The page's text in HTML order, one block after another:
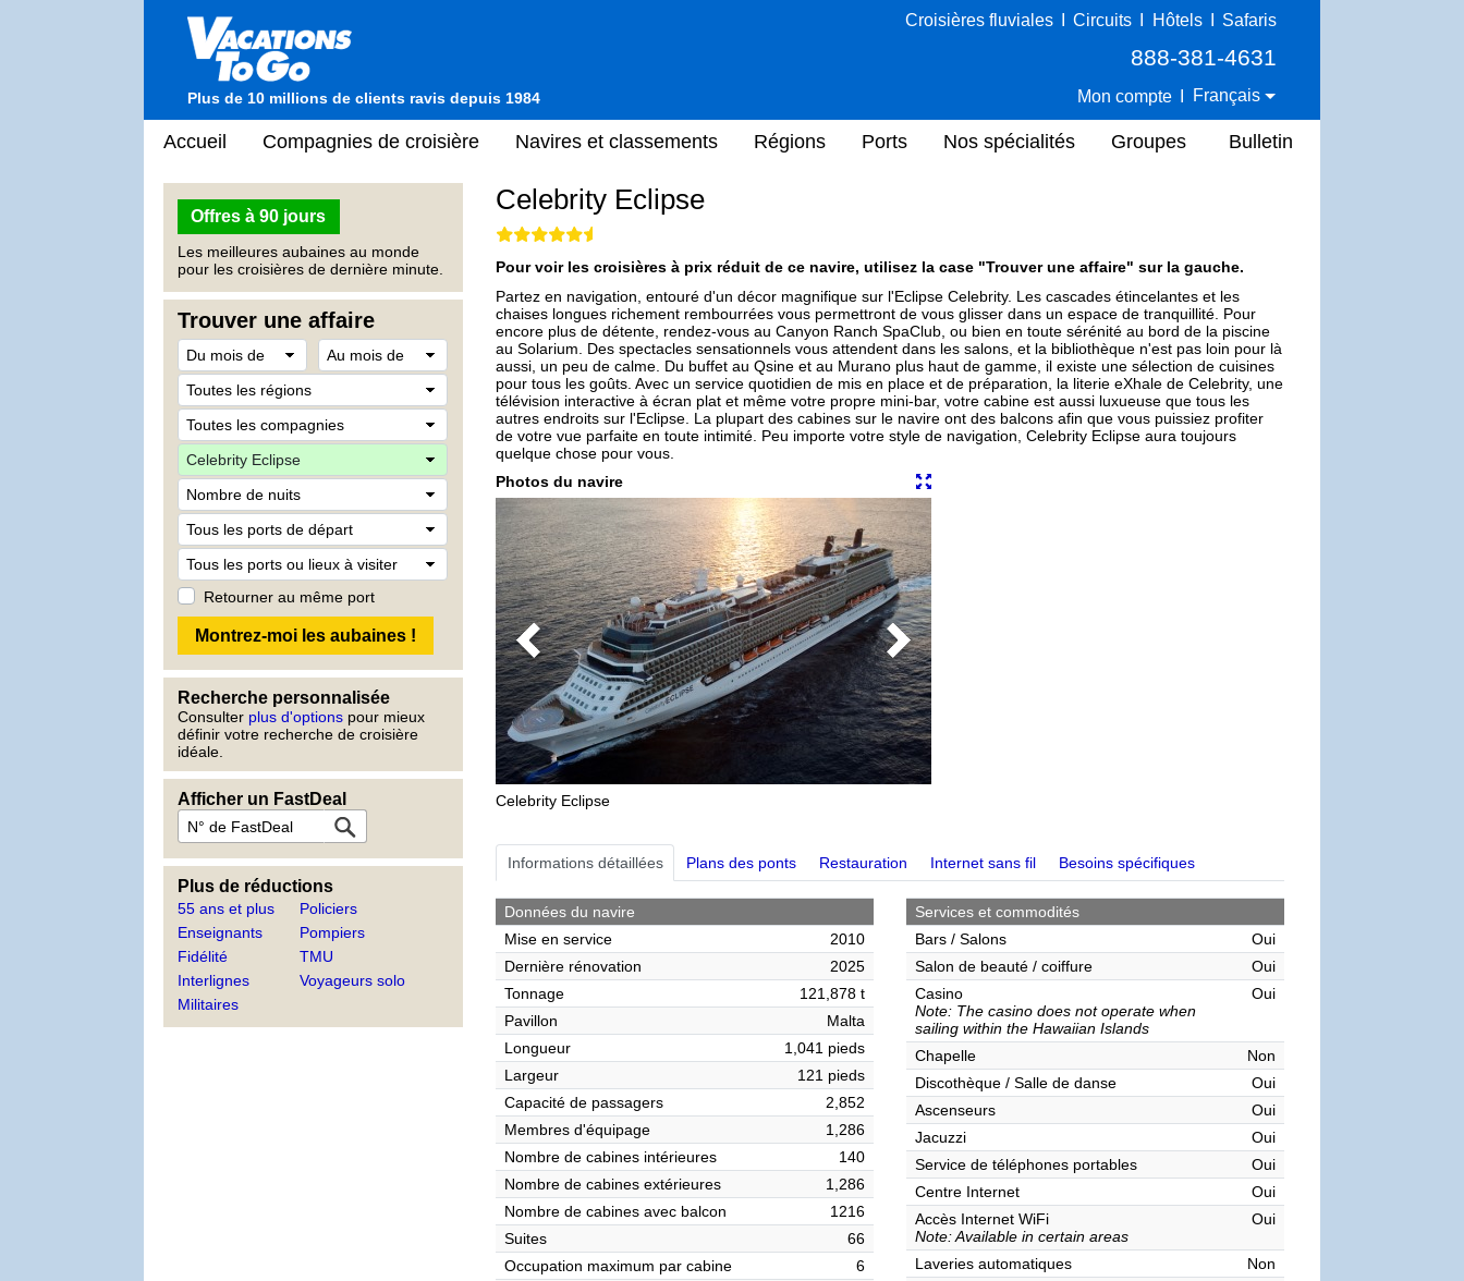
Plus de 10 millions de clients ravis depuis 1984
Croisières fluviales Circuits Hôtels Safaris
888-381-4631
Mon compte Français
Accueil Compagnies de croisière Navires et classements Régions Ports Nos spécialités Groupes Bulletin
Offres à 90 jours
Les meilleures aubaines au monde
pour les croisières de dernière minute.
Trouver une affaire
Retourner au même port
Recherche personnalisée
Consulter plus d'options pour mieux
définir votre recherche de croisière
idéale.
Afficher un FastDeal
Plus de réductions
55 ans et plus
Enseignants
Fidélité
Interlignes
Militaires
Policiers
Pompiers
TMU
Voyageurs solo
Celebrity Eclipse
Pour voir les croisières à prix réduit de ce navire, utilisez la case "Trouver une affaire" sur la gauche.
Partez en navigation, entouré d'un décor magnifique sur l'Eclipse Celebrity. Les cascades étincelantes et les
chaises longues richement rembourrées vous permettront de vous glisser dans un espace de tranquillité. Pour
encore plus de détente, rendez-vous au Canyon Ranch SpaClub, ou bien en toute sérénité au bord de la piscine
au Solarium. Des spectacles sensationnels vous attendent dans les salons, et la bibliothèque n'est pas loin pour là
aussi, un peu de calme. Du buffet au Qsine et au Murano plus haut de gamme, il existe une sélection de cuisines
pour tous les goûts. Avec un service quotidien de mis en place et de préparation, la literie eXhale de Celebrity, une
télévision interactive à écran plat et même votre propre mini-bar, votre cabine est aussi luxueuse que tous les
autres endroits sur l'Eclipse. La plupart des cabines sur le navire ont des balcons afin que vous puissiez profiter
de votre vue parfaite en toute intimité. Peu importe votre style de navigation, Celebrity Eclipse aura toujours
quelque chose pour vous.
Photos du navire
Previous Next
Celebrity Eclipse
Informations détaillées Plans des ponts Restauration Internet sans fil Besoins spécifiques
Données du navire
Mise en service
2010
Dernière rénovation
2025
Tonnage
121,878 t
Pavillon
Malta
Longueur
1,041 pieds
Largeur
121 pieds
Capacité de passagers
2,852
Membres d'équipage
1,286
Nombre de cabines intérieures
140
Nombre de cabines extérieures
1,286
Nombre de cabines avec balcon
1216
Suites
66
Occupation maximum par cabine
6
Services et commodités
Bars / Salons
Oui
Salon de beauté / coiffure
Oui
Casino
Note: The casino does not operate when
sailing within the Hawaiian Islands
Oui
Chapelle
Non
Discothèque / Salle de danse
Oui
Ascenseurs
Oui
Jacuzzi
Oui
Service de téléphones portables
Oui
Centre Internet
Oui
Accès Internet WiFi
Note: Available in certain areas
Oui
Laveries automatiques
Non